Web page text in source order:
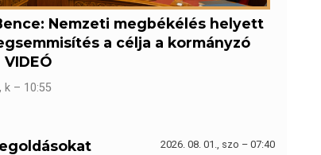
Nemzeti megbékélés helyett
a célja a kormányzó
k – 10:55
2026. 08. 01., szo – 07:40